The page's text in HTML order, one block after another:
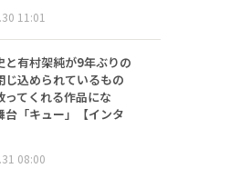
11:01
と有村架純が9年ぶりの
じ込められているもの
ってくれる作品にな
「キュー」【インタ
08:00